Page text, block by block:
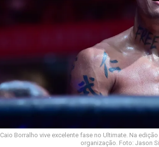
Caio Borralho vive excelente fase no Ultimate. Na
organização. Foto: Jason